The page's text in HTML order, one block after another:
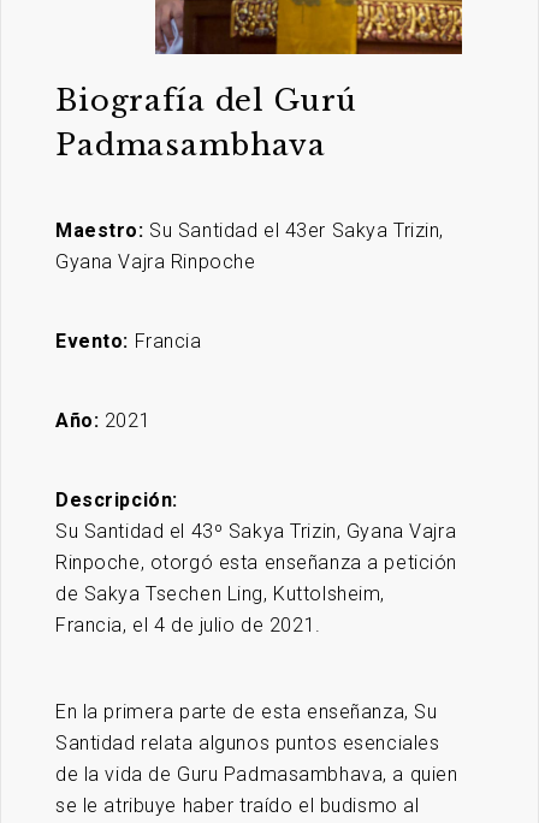
Biografía del Gurú
Padmasambhava
Maestro: Su Santidad el 43er Sakya Trizin,
Gyana Vajra Rinpoche
Evento: Francia
Año: 2021
Descripción:
Su Santidad el 43º Sakya Trizin, Gyana Vajra
Rinpoche, otorgó esta enseñanza a petición
de Sakya Tsechen Ling, Kuttolsheim,
Francia, el 4 de julio de 2021.
En la primera parte de esta enseñanza, Su
Santidad relata algunos puntos esenciales
de la vida de Guru Padmasambhava, a quien
se le atribuye haber traído el budismo al